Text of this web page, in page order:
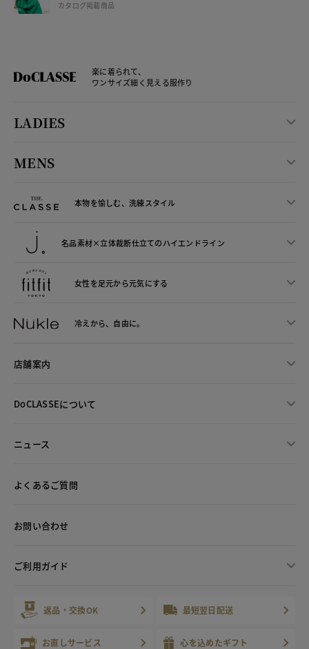
カタログ掲載商品
楽に着られて、
ワンサイズ細く見える服作り
LADIES
MENS
本物を愉しむ、洗練スタイル
名品素材×立体裁断仕立てのハイエンドライン
女性を足元から元気にする
冷えから、 自由に。
店舗案内
DoCLASSEについて
ニュース
よくあるご質問
お問い合わせ
ご利用ガイド
返品・交換OK 最短翌日配送
お直しサービス 心を込めたギフト